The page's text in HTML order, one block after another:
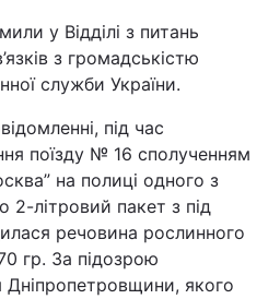
Війна
у Відділі з питань
з громадськістю
служби України.
під час
поїзду № 16 сполученням
на полиці одного з
2-літровий пакет з під
речовина рослинного
гр. За підозрою
якого